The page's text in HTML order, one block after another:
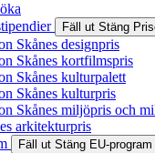
Fäll ut Stäng
Skånes designpris
Skånes kortfilmspris
Skånes kulturpalett
Skånes kulturpris
Skånes miljöpris och
arkitekturpris
Fäll ut Stäng EU-program